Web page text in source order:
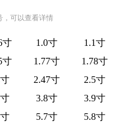
，可以查看详情
寸 1.0寸
1.1寸
寸 1.77寸
1.78寸
2.47寸
2.5寸
3.8寸
3.9寸
5.7寸
5.8寸